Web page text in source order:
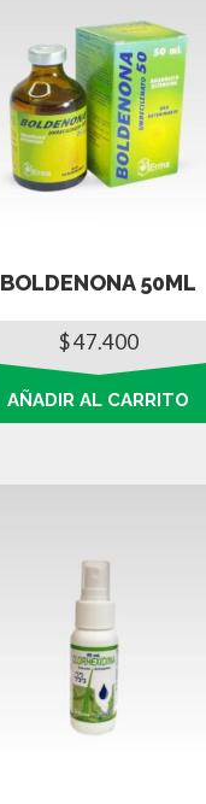
BOLDENONA 50ML
$47.400
AÑADIR AL CARRITO